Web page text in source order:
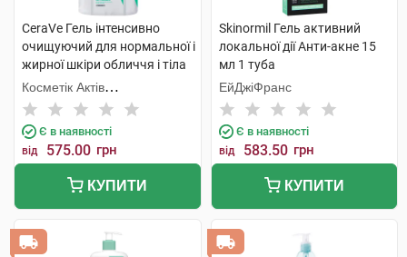
CeraVe Гель інтенсивно
очищуючий для нормальної і
жирної шкіри обличчя і тіла
473 мл 1 пакет
Косметік Актів
Інтернаціональ
Є в наявності
від 575.00 грн
КУПИТИ
Skinormil Гель активний
локальної дії Анти-акне 15
мл 1 туба
ЕйДжіФранс
Є в наявності
від 583.50 грн
КУПИТИ